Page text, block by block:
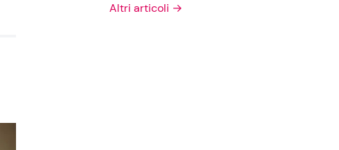
Altri articoli →